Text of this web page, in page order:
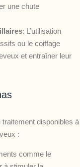
une chute
: L’utilisation
ou le coiffage
et entraîner leur
disponibles à
:
comme le